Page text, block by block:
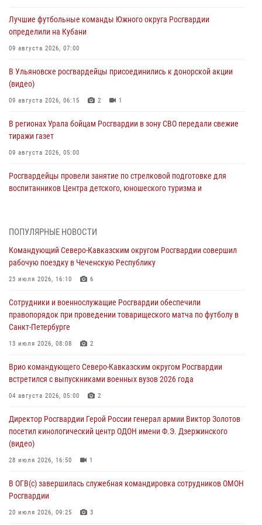
Лучшие футбольные команды Южного округа Росгвардии
определили на Кубани
09 августа 2026, 07:00
В Ульяновске росгвардейцы присоединились к донорской акции
(видео)
09 августа 2026, 06:15 2 1
В регионах Урала бойцам Росгвардии в зону СВО передали свежие
тиражи газет
09 августа 2026, 05:00
Росгвардейцы провели занятие по стрелковой подготовке для
воспитанников Центра детского, юношеского туризма и
проходит в Сибири
09 августа 2026, 04:00
Поклонной горе в Москве (видео)
08 августа 2026, 14:10 3
В ЛНР росгвардейцы провели тренировку по единоборствам для
08 августа 2026, 13:00 1
Сотрудники Росгвардии присоединились к утренней разминке у
08 августа 2026, 09:29
ПОПУЛЯРНЫЕ НОВОСТИ
Командующий Северо-Кавказским округом Росгвардии совершил
рабочую поездку в Чеченскую Республику
23 июля 2026, 16:10 6
Сотрудники и военнослужащие Росгвардии обеспечили
правопорядок при проведении товарищеского матча по футболу в
Санкт-Петербурге
13 июля 2026, 08:08 2
Врио командующего Северо-Кавказским округом Росгвардии
встретился с выпускниками военных вузов 2026 года
04 августа 2026, 05:00 2
Директор Росгвардии Герой России генерал армии Виктор Золотов
посетил кинологический центр ОДОН имени Ф.Э. Дзержинского
(видео)
28 июля 2026, 16:50 1
В ОГВ(с) завершилась служебная командировка сотрудников ОМОН
Росгвардии
20 июля 2026, 09:25 3